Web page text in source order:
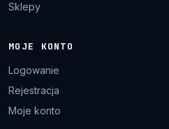
Sklepy
MOJE KONTO
Logowanie
Rejestracja
Moje konto